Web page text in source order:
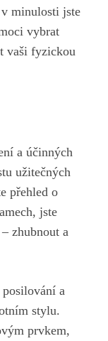
v minulosti jste‌
vybrat
vaši ⁤fyzickou
a účinných
užitečných
přehled o
jste
⁣zhubnout a
posilování a
stylu.
prvkem,